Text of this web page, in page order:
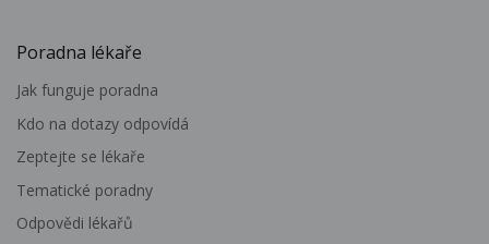
Poradna lékaře
Jak funguje poradna
Kdo na dotazy odpovídá
Zeptejte se lékaře
Tematické poradny
Odpovědi lékařů